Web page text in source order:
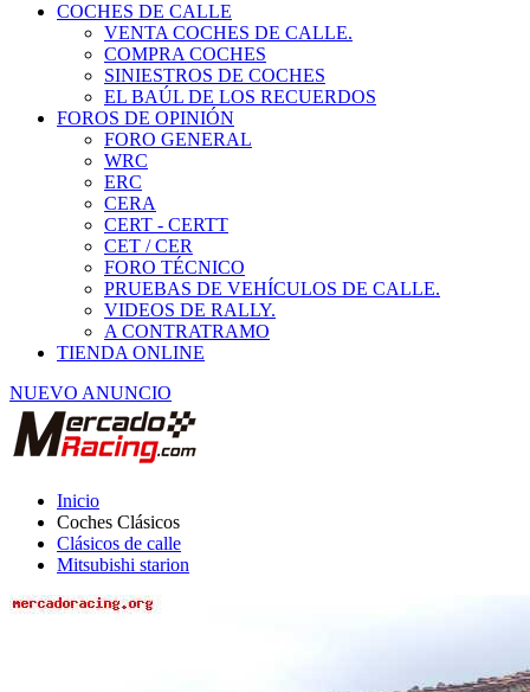
COCHES DE CALLE
VENTA COCHES DE CALLE.
COMPRA COCHES
SINIESTROS DE COCHES
EL BAÚL DE LOS RECUERDOS
FOROS DE OPINIÓN
FORO GENERAL
WRC
ERC
CERA
CERT - CERTT
CET / CER
FORO TÉCNICO
PRUEBAS DE VEHÍCULOS DE CALLE.
VIDEOS DE RALLY.
A CONTRATRAMO
TIENDA ONLINE
NUEVO ANUNCIO
Inicio
Coches Clásicos
Clásicos de calle
Mitsubishi starion